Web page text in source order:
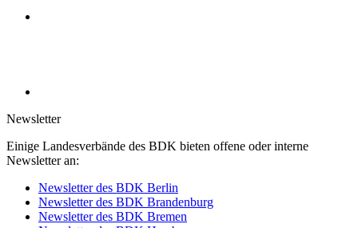
Newsletter
Einige Landesverbände des BDK bieten offene oder interne
Newsletter an:
Newsletter des BDK Berlin
Newsletter des BDK Brandenburg
Newsletter des BDK Bremen